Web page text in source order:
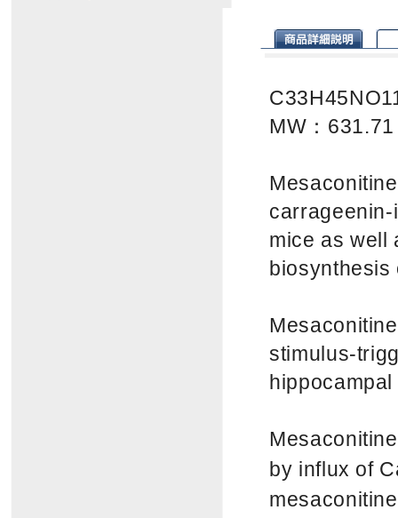
MW：631.71
mice as well
stimulus-
by influx of